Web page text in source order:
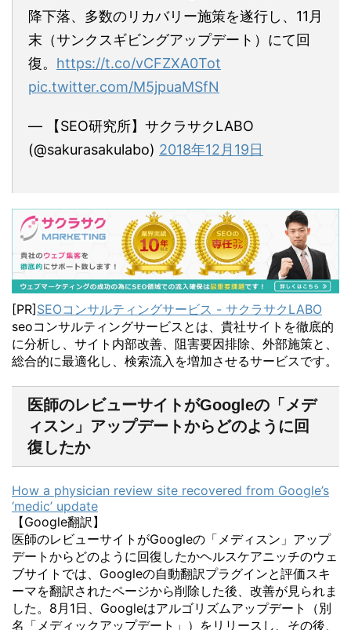
降下落、多数のリカバリー施策を遂行し、11月
末（サンクスギビングアップデート）にて回
復。 https://t.co/vCFZXA0Tot
pic.twitter.com/M5jpuaMSfN
— 【SEO研究所】サクラサクLABO
(@sakurasakulabo) 2018年12月19日
[PR]SEOコンサルティングサービス - サクラサクLABO
seoコンサルティングサービスとは、貴社サイトを徹底的
に分析し、サイト内部改善、阻害要因排除、外部施策と、
総合的に最適化し、検索流入を増加させるサービスです。
医師のレビューサイトがGoogleの「メデ
ィスン」アップデートからどのように回
復したか
How a physician review site recovered from Google’s
‘medic’ update
【Google翻訳】
医師のレビューサイトがGoogleの「メディスン」アップ
デートからどのように回復したかヘルスケアニッチのウェ
ブサイトでは、Googleの自動翻訳プラグインと評価スキ
ーマを翻訳されたページから削除した後、改善が見られま
した。8月1日、Googleはアルゴリズムアップデート（別
名「メディックアップデート」）をリリースし、その後、